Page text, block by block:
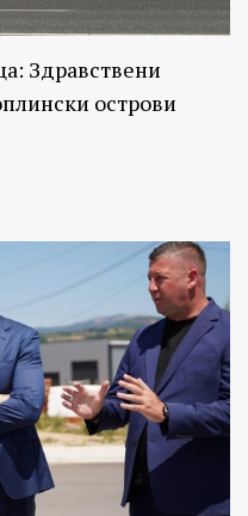
Здравствени
острови